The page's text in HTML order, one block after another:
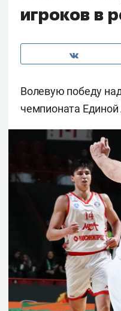
игроков в
Волевую победу
чемпионата Единой